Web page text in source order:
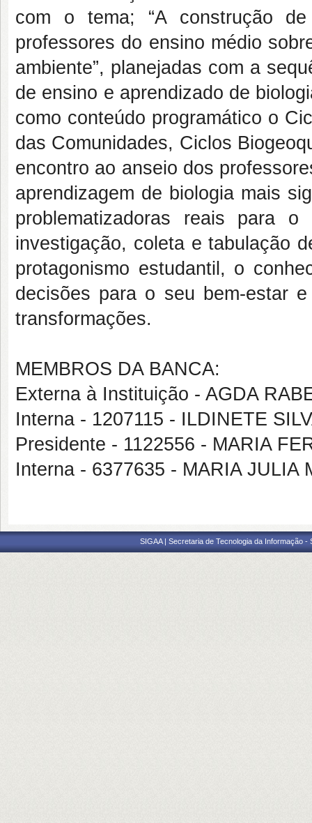
com o tema; “A construção
professores do ensino médio
ambiente”, planejadas com a
de ensino e aprendizado de
como conteúdo programático o
das Comunidades, Ciclos
encontro ao anseio dos
aprendizagem de biologia mais
problematizadoras reais para
investigação, coleta e tabulação
protagonismo estudantil, o
decisões para o seu bem-estar
transformações.
MEMBROS DA BANCA:
Externa à Instituição - AGDA
Interna - 1207115 - ILDINETE
Presidente - 1122556 - MARIA
Interna - 6377635 - MARIA JULIA
SIGAA | Secretaria de Tecnologia da Informação